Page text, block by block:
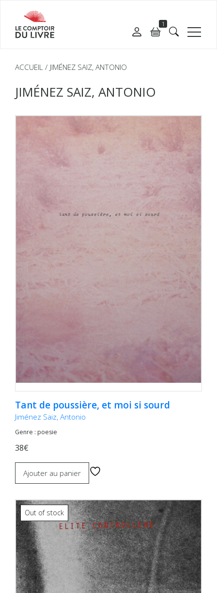
1
ACCUEIL JIMÉNEZ SAIZ, ANTONIO
JIMÉNEZ SAIZ, ANTONIO
Tant de poussière, et moi si sourd
Jiménez Saiz, Antonio
Genre : poesie
38€
Ajouter au panier
Out of stock